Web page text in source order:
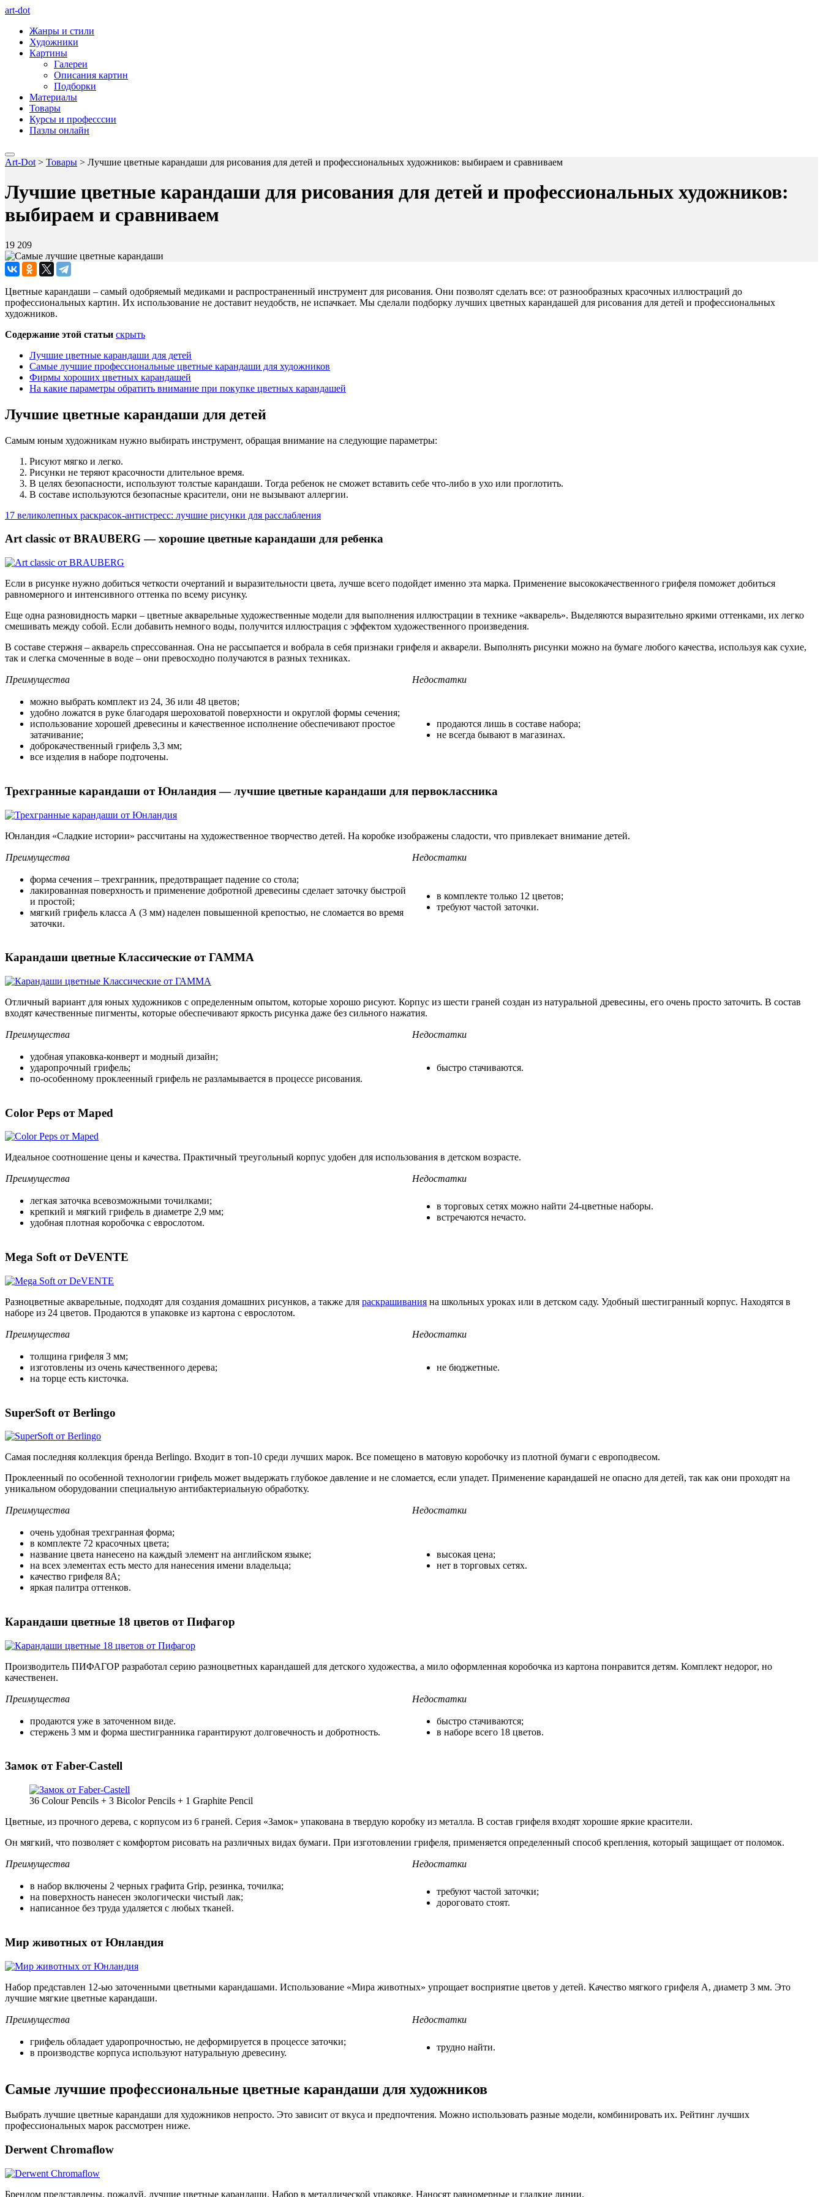
art-dot
Жанры и стили
Художники
Картины
Галереи
Описания картин
Подборки
Материалы
Товары
Курсы и професссии
Пазлы онлайн
Art-Dot > Товары > Лучшие цветные карандаши для рисования для детей и профессиональных художников: выбираем и сравниваем
Лучшие цветные карандаши для рисования для детей и профессиональных художников:
выбираем и сравниваем
19 209
Цветные карандаши – самый одобряемый медиками и распространенный инструмент для рисования. Они позволят сделать все: от разнообразных красочных иллюстраций до
профессиональных картин. Их использование не доставит неудобств, не испачкает. Мы сделали подборку лучших цветных карандашей для рисования для детей и профессиональных
художников.
Содержание этой статьи скрыть
Лучшие цветные карандаши для детей
Самые лучшие профессиональные цветные карандаши для художников
Фирмы хороших цветных карандашей
На какие параметры обратить внимание при покупке цветных карандашей
Лучшие цветные карандаши для детей
Самым юным художникам нужно выбирать инструмент, обращая внимание на следующие параметры:
Рисуют мягко и легко.
Рисунки не теряют красочности длительное время.
В целях безопасности, используют толстые карандаши. Тогда ребенок не сможет вставить себе что-либо в ухо или проглотить.
В составе используются безопасные красители, они не вызывают аллергии.
17 великолепных раскрасок-антистресс: лучшие рисунки для расслабления
Art classic от BRAUBERG — хорошие цветные карандаши для ребенка
Если в рисунке нужно добиться четкости очертаний и выразительности цвета, лучше всего подойдет именно эта марка. Применение высококачественного грифеля поможет добиться
равномерного и интенсивного оттенка по всему рисунку.
Еще одна разновидность марки – цветные акварельные художественные модели для выполнения иллюстрации в технике «акварель». Выделяются выразительно яркими оттенками, их легко
смешивать между собой. Если добавить немного воды, получится иллюстрация с эффектом художественного произведения.
В составе стержня – акварель спрессованная. Она не рассыпается и вобрала в себя признаки грифеля и акварели. Выполнять рисунки можно на бумаге любого качества, используя как сухие,
так и слегка смоченные в воде – они превосходно получаются в разных техниках.
Преимущества Недостатки
можно выбрать комплект из 24, 36 или 48 цветов;
удобно ложатся в руке благодаря шероховатой поверхности и округлой формы сечения;
использование хорошей древесины и качественное исполнение обеспечивают простое
затачивание;
доброкачественный грифель 3,3 мм;
все изделия в наборе подточены.
продаются лишь в составе набора;
не всегда бывают в магазинах.
Трехгранные карандаши от Юнландия — лучшие цветные карандаши для первоклассника
Юнландия «Сладкие истории» рассчитаны на художественное творчество детей. На коробке изображены сладости, что привлекает внимание детей.
Преимущества Недостатки
форма сечения – трехгранник, предотвращает падение со стола;
лакированная поверхность и применение добротной древесины сделает заточку быстрой
и простой;
мягкий грифель класса А (3 мм) наделен повышенной крепостью, не сломается во время
заточки.
в комплекте только 12 цветов;
требуют частой заточки.
Карандаши цветные Классические от ГАММА
Отличный вариант для юных художников с определенным опытом, которые хорошо рисуют. Корпус из шести граней создан из натуральной древесины, его очень просто заточить. В состав
входят качественные пигменты, которые обеспечивают яркость рисунка даже без сильного нажатия.
Преимущества Недостатки
удобная упаковка-конверт и модный дизайн;
ударопрочный грифель;
по-особенному проклеенный грифель не разламывается в процессе рисования.
быстро стачиваются.
Color Peps от Maped
Идеальное соотношение цены и качества. Практичный треугольный корпус удобен для использования в детском возрасте.
Преимущества Недостатки
легкая заточка всевозможными точилками;
крепкий и мягкий грифель в диаметре 2,9 мм;
удобная плотная коробочка с еврослотом.
в торговых сетях можно найти 24-цветные наборы.
встречаются нечасто.
Mega Soft от DeVENTE
Разноцветные акварельные, подходят для создания домашних рисунков, а также для раскрашивания на школьных уроках или в детском саду. Удобный шестигранный корпус. Находятся в
наборе из 24 цветов. Продаются в упаковке из картона с еврослотом.
Преимущества Недостатки
толщина грифеля 3 мм;
изготовлены из очень качественного дерева;
на торце есть кисточка.
не бюджетные.
SuperSoft от Berlingo
Самая последняя коллекция бренда Berlingo. Входит в топ-10 среди лучших марок. Все помещено в матовую коробочку из плотной бумаги с европодвесом.
Проклеенный по особенной технологии грифель может выдержать глубокое давление и не сломается, если упадет. Применение карандашей не опасно для детей, так как они проходят на
уникальном оборудовании специальную антибактериальную обработку.
Преимущества Недостатки
очень удобная трехгранная форма;
в комплекте 72 красочных цвета;
название цвета нанесено на каждый элемент на английском языке;
на всех элементах есть место для нанесения имени владельца;
качество грифеля 8А;
яркая палитра оттенков.
высокая цена;
нет в торговых сетях.
Карандаши цветные 18 цветов от Пифагор
Производитель ПИФАГОР разработал серию разноцветных карандашей для детского художества, а мило оформленная коробочка из картона понравится детям. Комплект недорог, но
качественен.
Преимущества Недостатки
продаются уже в заточенном виде.
стержень 3 мм и форма шестигранника гарантируют долговечность и добротность.
быстро стачиваются;
в наборе всего 18 цветов.
Замок от Faber-Castell
36 Colour Pencils + 3 Bicolor Pencils + 1 Graphite Pencil
Цветные, из прочного дерева, с корпусом из 6 граней. Серия «Замок» упакована в твердую коробку из металла. В состав грифеля входят хорошие яркие красители.
Он мягкий, что позволяет с комфортом рисовать на различных видах бумаги. При изготовлении грифеля, применяется определенный способ крепления, который защищает от поломок.
Преимущества Недостатки
в набор включены 2 черных графита Grip, резинка, точилка;
на поверхность нанесен экологически чистый лак;
написанное без труда удаляется с любых тканей.
требуют частой заточки;
дороговато стоят.
Мир животных от Юнландия
Набор представлен 12-ью заточенными цветными карандашами. Использование «Мира животных» упрощает восприятие цветов у детей. Качество мягкого грифеля А, диаметр 3 мм. Это
лучшие мягкие цветные карандаши.
Преимущества Недостатки
грифель обладает ударопрочностью, не деформируется в процессе заточки;
в производстве корпуса используют натуральную древесину.
трудно найти.
Самые лучшие профессиональные цветные карандаши для художников
Выбрать лучшие цветные карандаши для художников непросто. Это зависит от вкуса и предпочтения. Можно использовать разные модели, комбинировать их. Рейтинг лучших
профессиональных марок рассмотрен ниже.
Derwent Chromaflow
Брендом представлены, пожалуй, лучшие цветные карандаши. Набор в металлической упаковке. Наносят равномерные и гладкие линии.